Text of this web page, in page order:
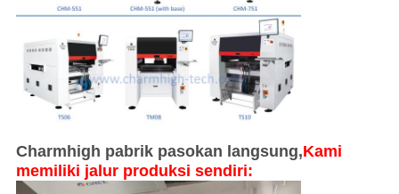
Charmhigh pabrik pasokan langsung,Kami
memiliki jalur produksi sendiri: